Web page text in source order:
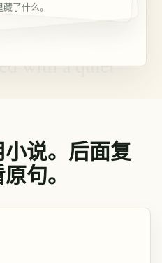
了什么。
说。后面复
句。